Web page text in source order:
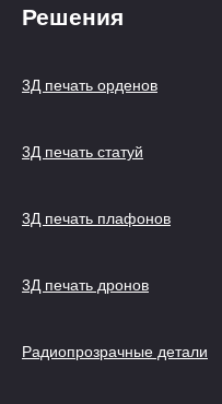
Решения
3Д печать орденов
3Д печать статуй
3Д печать плафонов
3Д печать дронов
Радиопрозрачные детали